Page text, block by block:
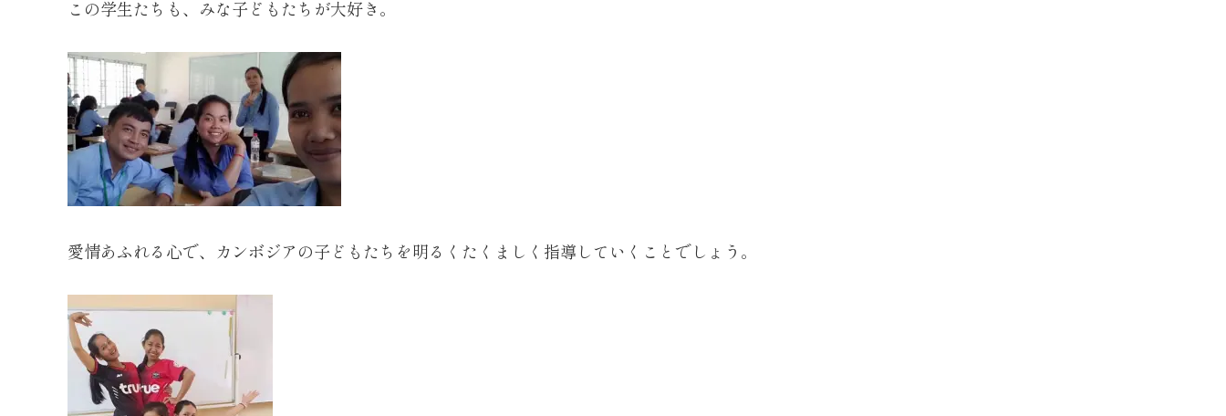
この学生たちも、みな子どもたちが大好き。
愛情あふれる心で、カンボジアの子どもたちを明るくたくましく指導していくことでしょう。